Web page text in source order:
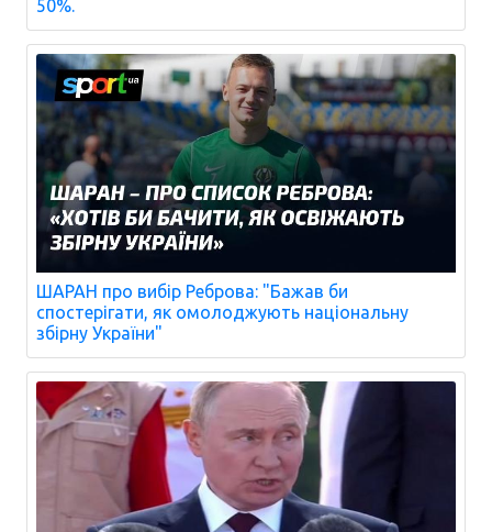
50%.
ШАРАН про вибір Реброва: "Бажав би
спостерігати, як омолоджують національну
збірну України"